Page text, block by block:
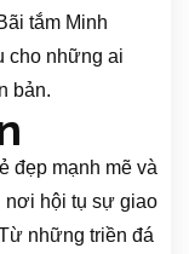
tắm Minh
cho những ai
bản.
đẹp mạnh mẽ và
nơi hội tụ sự giao
những triền đá